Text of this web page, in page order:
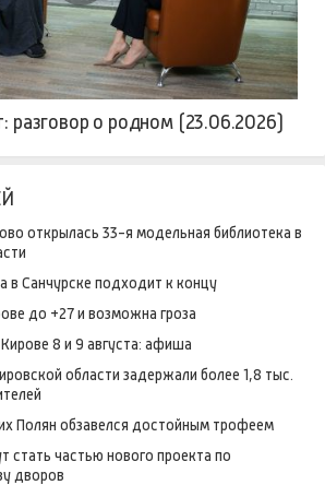
разговор о родном (23.06.2026)
открылась 33-я модельная библиотека в
в Санчурске подходит к концу
до +27 и возможна гроза
8 и 9 августа: афиша
области задержали более 1,8 тыс.
Полян обзавелся достойным трофеем
стать частью нового проекта по
дворов